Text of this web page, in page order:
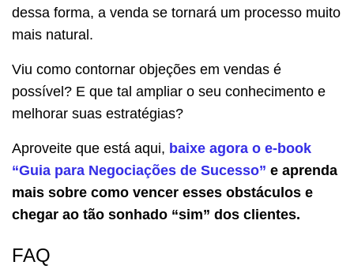
dessa forma, a venda se tornará um processo muito
mais natural.
Viu como contornar objeções em vendas é
possível? E que tal ampliar o seu conhecimento e
melhorar suas estratégias?
Aproveite que está aqui, baixe agora o e-book
“Guia para Negociações de Sucesso” e aprenda
mais sobre como vencer esses obstáculos e
chegar ao tão sonhado “sim” dos clientes.
FAQ